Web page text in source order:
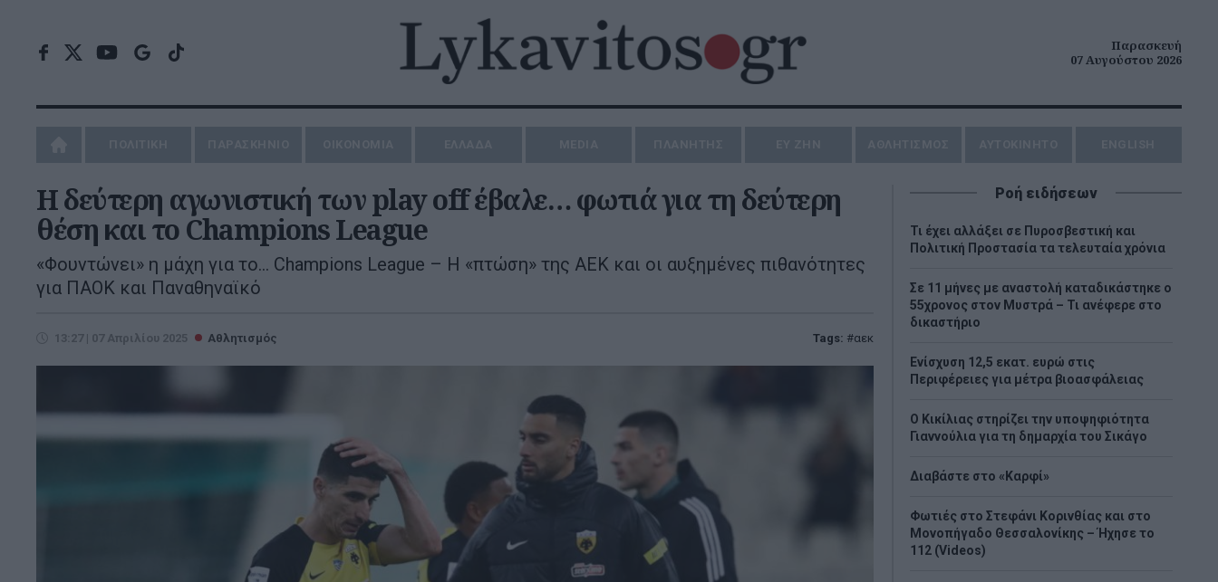
Παρασκευή
07 Αυγούστου 2026
H δεύτερη αγωνιστική των play off έβαλε… φωτιά για τη δεύτερη
θέση και το Champions League
«Φουντώνει» η μάχη για το… Champions League – Η «πτώση» της ΑΕΚ και οι αυξημένες πιθανότητες
για ΠΑΟΚ και Παναθηναϊκό
13:27 | 07 Απριλίου 2025 Αθλητισμός Tags: αεκ
Ροή ειδήσεων
Τι έχει αλλάξει σε Πυροσβεστική και
Πολιτική Προστασία τα τελευταία χρόνια
Σε 11 μήνες με αναστολή καταδικάστηκε ο
55χρονος στον Μυστρά – Τι ανέφερε στο
δικαστήριο
Ενίσχυση 12,5 εκατ. ευρώ στις
Περιφέρειες για μέτρα βιοασφάλειας
Ο Κικίλιας στηρίζει την υποψηφιότητα
Γιαννούλια για τη δημαρχία του Σικάγο
Διαβάστε στο «Καρφί»
Φωτιές στο Στεφάνι Κορινθίας και στο
Μονοπήγαδο Θεσσαλονίκης – Ήχησε το
112 (Videos)